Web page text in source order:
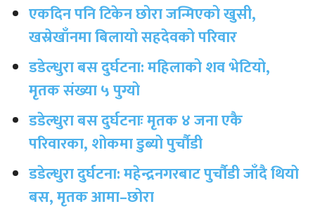
एकदिन पनि टिकेन छोरा जन्मिएको खुसी,
खस्रेखाँनमा बिलायो सहदेवको परिवार
डडेल्धुरा बस दुर्घटना: महिलाको शव भेटियो,
मृतक संख्या ५ पुग्यो
डडेल्धुरा बस दुर्घटनाः मृतक ४ जना एकै
परिवारका, शोकमा डुब्यो पुर्चौडी
डडेल्धुरा दुर्घटना: महेन्द्रनगरबाट पुर्चौडी जाँदै थियो
बस, मृतक आमा–छोरा